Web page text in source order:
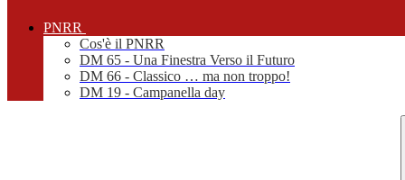
PNRR
Cos'è il PNRR
DM 65 - Una Finestra Verso il Futuro
DM 66 - Classico … ma non troppo!
DM 19 - Campanella day